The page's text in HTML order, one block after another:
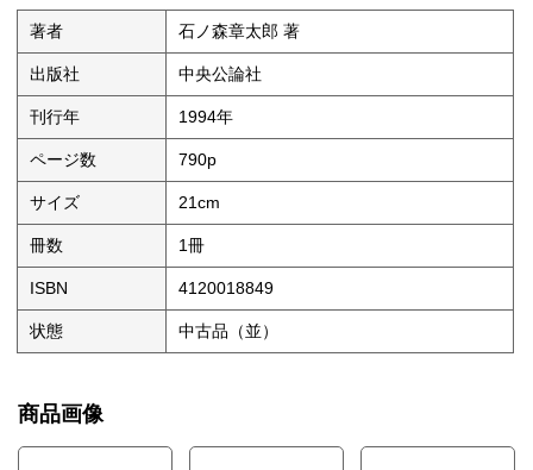
著者 石ノ森章太郎 著
出版社 中央公論社
刊行年 1994年
ページ数 790p
サイズ 21cm
冊数 1冊
ISBN 4120018849
状態 中古品（並）
商品画像